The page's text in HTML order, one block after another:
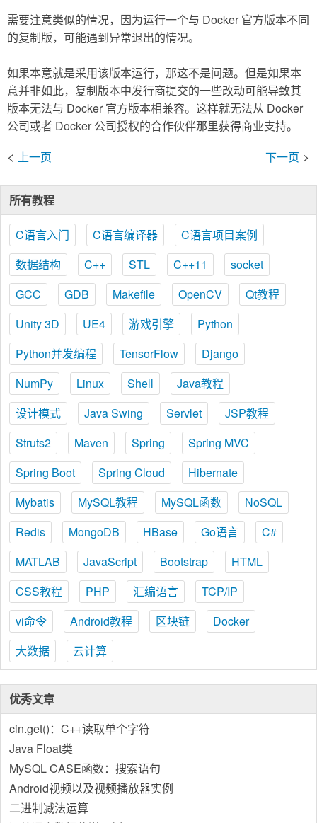
需要注意类似的情况，因为运行一个与 Docker 官方版本不同
的复制版，可能遇到异常退出的情况。
如果本意就是采用该版本运行，那这不是问题。但是如果本
意并非如此，复制版本中发行商提交的一些改动可能导致其
版本无法与 Docker 官方版本相兼容。这样就无法从 Docker
公司或者 Docker 公司授权的合作伙伴那里获得商业支持。
< 上一页 下一页 >
所有教程
C语言入门 C语言编译器
C语言项目案例
数据结构
C++ STL C++11
socket
GCC
GDB Makefile OpenCV
Qt教程
Unity 3D
UE4 游戏引擎
Python
Python并发编程
TensorFlow
Django
NumPy
Linux Shell
Java教程
设计模式
Java Swing Servlet
JSP教程
Struts2
Maven Spring
Spring MVC
Spring Boot
Spring Cloud
Hibernate
Mybatis
MySQL教程 MySQL函数
NoSQL
Redis
MongoDB HBase Go语言
C#
MATLAB
JavaScript Bootstrap
HTML
CSS教程
PHP 汇编语言
TCP/IP
vi命令
Android教程 区块链
Docker
大数据
云计算
优秀文章
cin.get()：C++读取单个字符
Java Float类
MySQL CASE函数：搜索语句
Android视频以及视频播放器实例
二进制减法运算